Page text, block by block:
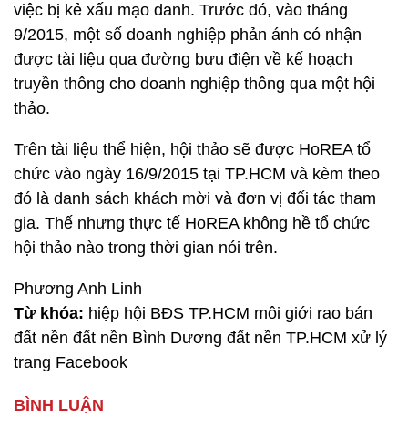
việc bị kẻ xấu mạo danh. Trước đó, vào tháng
9/2015, một số doanh nghiệp phản ánh có nhận
được tài liệu qua đường bưu điện về kế hoạch
truyền thông cho doanh nghiệp thông qua một hội
thảo.
Trên tài liệu thể hiện, hội thảo sẽ được HoREA tổ
chức vào ngày 16/9/2015 tại TP.HCM và kèm theo
đó là danh sách khách mời và đơn vị đối tác tham
gia. Thế nhưng thực tế HoREA không hề tổ chức
hội thảo nào trong thời gian nói trên.
Phương Anh Linh
Từ khóa: hiệp hội BĐS TP.HCM môi giới rao bán
đất nền đất nền Bình Dương đất nền TP.HCM xử lý
trang Facebook